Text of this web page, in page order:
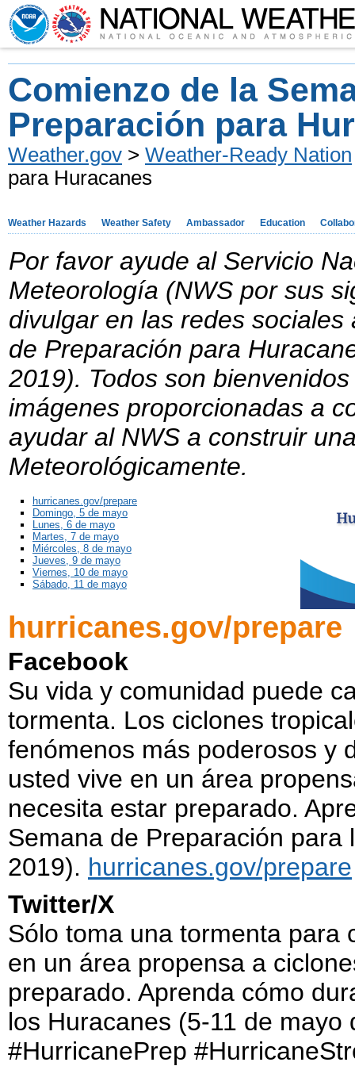
Comienzo de la
Preparación para
Weather.gov > Weather-Ready Nation
para Huracanes
Weather Hazards Weather Safety Ambassador Education
Por favor ayude al Servicio
Meteorología (NWS por sus
divulgar en las redes
de Preparación para
2019). Todos son
imágenes proporcionadas a
ayudar al NWS a construir
Meteorológicamente.
hurricanes.gov/prepare
Domingo, 5 de mayo
Lunes, 6 de mayo
Martes, 7 de mayo
Miércoles, 8 de mayo
Jueves, 9 de mayo
Viernes, 10 de mayo
Sábado, 11 de mayo
hurricanes.gov/prepare
Facebook
Su vida y comunidad puede
tormenta. Los ciclones
fenómenos más poderosos y
usted vive en un área
necesita estar preparado.
Semana de Preparación
2019). hurricanes.gov/prepare
Twitter/X
Sólo toma una tormenta para
en un área propensa a
preparado. Aprenda cómo
los Huracanes (5-11 de
#HurricanePrep